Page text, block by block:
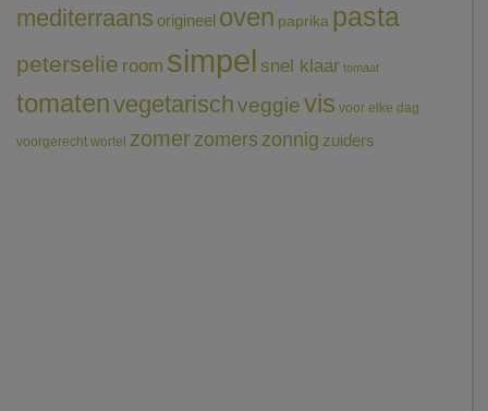
mediterraans origineel oven paprika pasta
peterselie room simpel snel klaar tomaat
tomatenvegetarischveggievis voor elke dag
voorgerecht wortel zomerzomerszonnig zuiders